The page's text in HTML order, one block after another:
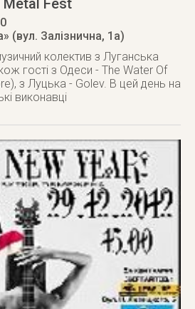
Metal Fest
(вул. Залізнична, 1а)
колектив з Луганська
гості з Одеси - The Water Of
з Луцька - Golev. В цей день на
виконавці